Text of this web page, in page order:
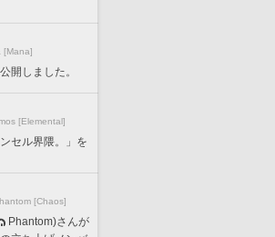
[Mana]
開しました。
[Elemental]
セル界隈。」を
[Chaos]
Phantom)さんが